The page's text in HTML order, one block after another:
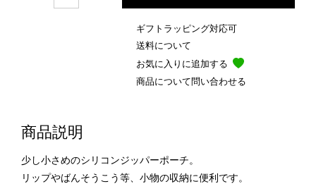
ギフトラッピング対応可
送料について
お気に入りに追加する
商品について問い合わせる
商品説明
少し小さめのシリコンジッパーポーチ。
リップやばんそうこう等、小物の収納に便利です。